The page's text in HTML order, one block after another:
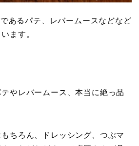
あるパテ、レバームースなどなど
ます。
やレバームース、本当に絶っ品
ちろん、ドレッシング、つぶマ